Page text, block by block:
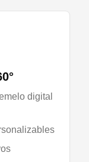
digital